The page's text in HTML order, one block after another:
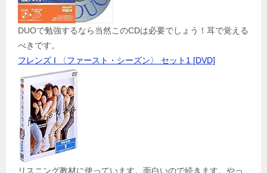
DUOで勉強するなら当然このCDは必要でしょう！耳で覚える
べきです。
フレンズ I 〈ファースト・シーズン〉 セット1 [DVD]
リスニング教材に使っています。面白いので続きます。やっ